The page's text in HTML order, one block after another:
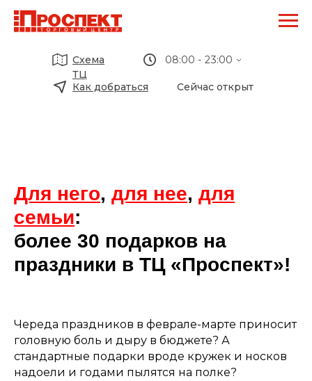
Схема
ТЦ
Как добраться
Сейчас открыт
08:00 - 23:00
ТЦ Проспект:
Кари:
09:00 - 20:00
Для него, для нее, для
семьи:
более 30 подарков на
праздники в ТЦ «Проспект»!
Череда праздников в феврале-марте приносит
головную боль и дыру в бюджете? А
стандартные подарки вроде кружек и носков
надоели и годами пылятся на полке?